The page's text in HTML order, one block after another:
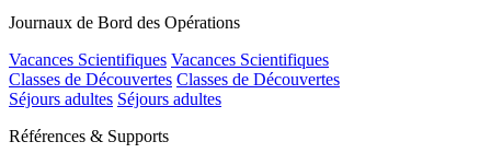
Journaux de Bord des Opérations
Vacances Scientifiques Vacances Scientifiques
Classes de Découvertes Classes de Découvertes
Séjours adultes Séjours adultes
Références & Supports